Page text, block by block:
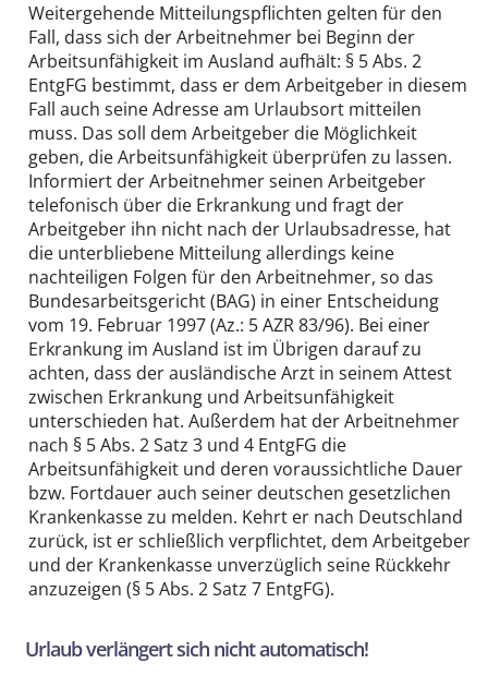
Weitergehende Mitteilungspflichten gelten für den
Fall, dass sich der Arbeitnehmer bei Beginn der
Arbeitsunfähigkeit im Ausland aufhält: § 5 Abs. 2
EntgFG bestimmt, dass er dem Arbeitgeber in diesem
Fall auch seine Adresse am Urlaubsort mitteilen
muss. Das soll dem Arbeitgeber die Möglichkeit
geben, die Arbeitsunfähigkeit überprüfen zu lassen.
Informiert der Arbeitnehmer seinen Arbeitgeber
telefonisch über die Erkrankung und fragt der
Arbeitgeber ihn nicht nach der Urlaubsadresse, hat
die unterbliebene Mitteilung allerdings keine
nachteiligen Folgen für den Arbeitnehmer, so das
Bundesarbeitsgericht (BAG) in einer Entscheidung
vom 19. Februar 1997 (Az.: 5 AZR 83/96). Bei einer
Erkrankung im Ausland ist im Übrigen darauf zu
achten, dass der ausländische Arzt in seinem Attest
zwischen Erkrankung und Arbeitsunfähigkeit
unterschieden hat. Außerdem hat der Arbeitnehmer
nach § 5 Abs. 2 Satz 3 und 4 EntgFG die
Arbeitsunfähigkeit und deren voraussichtliche Dauer
bzw. Fortdauer auch seiner deutschen gesetzlichen
Krankenkasse zu melden. Kehrt er nach Deutschland
zurück, ist er schließlich verpflichtet, dem Arbeitgeber
und der Krankenkasse unverzüglich seine Rückkehr
anzuzeigen (§ 5 Abs. 2 Satz 7 EntgFG).
Urlaub verlängert sich nicht automatisch!